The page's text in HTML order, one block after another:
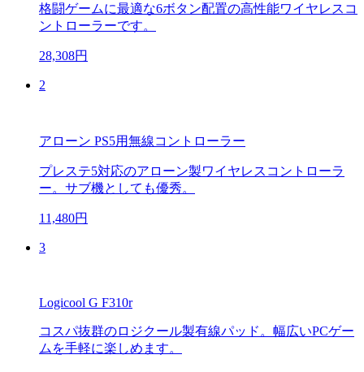
格闘ゲームに最適な6ボタン配置の高性能ワイヤレスコ
ントローラーです。
28,308円
2
アローン PS5用無線コントローラー
プレステ5対応のアローン製ワイヤレスコントローラ
ー。サブ機としても優秀。
11,480円
3
Logicool G F310r
コスパ抜群のロジクール製有線パッド。幅広いPCゲー
ムを手軽に楽しめます。